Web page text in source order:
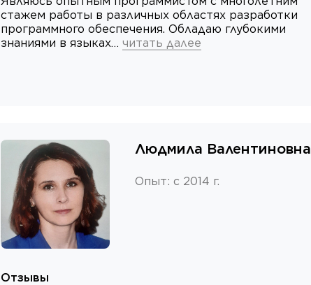
стажем работы в различных областях разработки
программного обеспечения. Обладаю глубокими
знаниями в языках… читать далее
Людмила Валентиновна
Опыт: с 2014 г.
Отзывы